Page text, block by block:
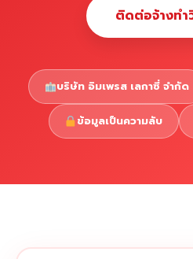
Copyright © 2026 รับทำวิ
ติดต่อจ้างทำ
บริษัท อิมเพรส เลกาซี่ จำกัด
ข้อมูลเป็นความลับ